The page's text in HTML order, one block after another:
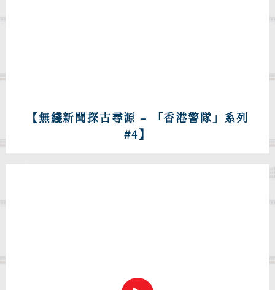
【無綫新聞探古尋源 – 「香港警隊」系列
#4】